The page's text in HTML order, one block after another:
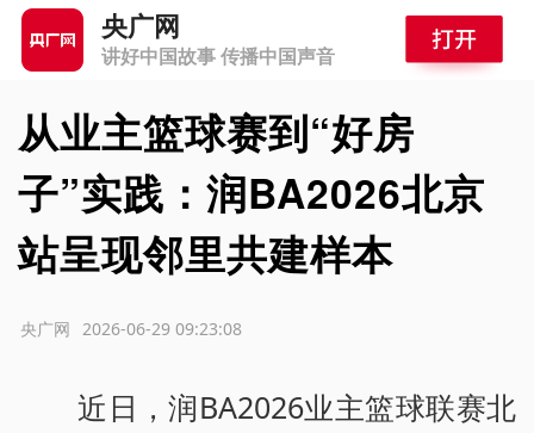
央广网
讲好中国故事 传播中国声音
从业主篮球赛到“好房
子”实践：润BA2026北京
站呈现邻里共建样本
2026-06-29 09:23:08
央广网
近日，润BA2026业主篮球联赛北